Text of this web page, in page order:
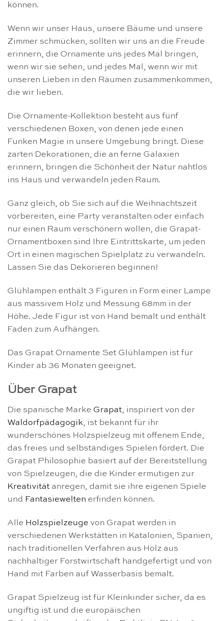
können.
Wenn wir unser Haus, unsere Bäume und unsere
Zimmer schmücken, sollten wir uns an die Freude
erinnern, die Ornamente uns jedes Mal bringen,
wenn wir sie sehen, und jedes Mal, wenn wir mit
unseren Lieben in den Räumen zusammenkommen,
die wir lieben.
Die Ornamente-Kollektion besteht aus fünf
verschiedenen Boxen, von denen jede einen
Funken Magie in unsere Umgebung bringt. Diese
zarten Dekorationen, die an ferne Galaxien
erinnern, bringen die Schönheit der Natur nahtlos
ins Haus und verwandeln jeden Raum.
Ganz gleich, ob Sie sich auf die Weihnachtszeit
vorbereiten, eine Party veranstalten oder einfach
nur einen Raum verschönern wollen, die Grapat-
Ornamentboxen sind Ihre Eintrittskarte, um jeden
Ort in einen magischen Spielplatz zu verwandeln.
Lassen Sie das Dekorieren beginnen!
Glühlampen enthält 3 Figuren in Form einer Lampe
aus massivem Holz und Messung 68mm in der
Höhe. Jede Figur ist von Hand bemalt und enthält
Faden zum Aufhängen.
Das Grapat Ornamente Set Glühlampen ist für
Kinder ab 36 Monaten geeignet.
Über Grapat
Die spanische Marke Grapat, inspiriert von der
Waldorfpädagogik, ist bekannt für ihr
wunderschönes Holzspielzeug mit offenem Ende,
das freies und selbständiges Spielen fördert. Die
Grapat Philosophie basiert auf der Bereitstellung
von Spielzeugen, die die Kinder ermutigen zur
Kreativität anregen, damit sie ihre eigenen Spiele
und Fantasiewelten erfinden können.
Alle Holzspielzeuge von Grapat werden in
verschiedenen Werkstätten in Katalonien, Spanien,
nach traditionellen Verfahren aus Holz aus
nachhaltiger Forstwirtschaft handgefertigt und von
Hand mit Farben auf Wasserbasis bemalt.
Grapat Spielzeug ist für Kleinkinder sicher, da es
ungiftig ist und die europäischen